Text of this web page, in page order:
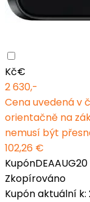
Kč€
2 630,-
Cena uvedená v
orientačně na
nemusí být
102,26 €
KupónDEAAUG20
Zkopírováno
Kupón aktuální k: